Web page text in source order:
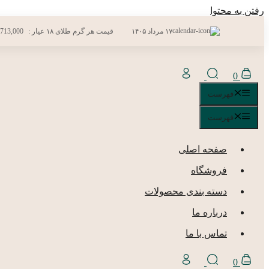
رفتن به محتوا
۱۷ مرداد ۱۴۰۵ قیمت هر گرم طلای ۱۸ عیار :
0
فهرست
فهرست
صفحه اصلی
فروشگاه
دسته بندی محصولات
درباره ما
تماس با ما
0